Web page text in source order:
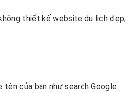
thiết kế website du lịch đẹp,
tên của bạn như search Google